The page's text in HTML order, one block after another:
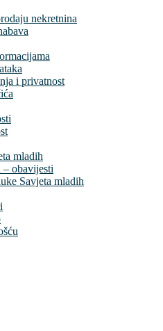
nekretnina
i privatnost
mladih
– obavijesti
Savjeta mladih